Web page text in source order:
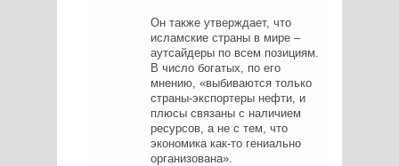
Он также утверждает, что
исламские страны в мире –
аутсайдеры по всем позициям.
В число богатых, по его
мнению, «выбиваются только
страны-экспортеры нефти, и
плюсы связаны с наличием
ресурсов, а не с тем, что
экономика как-то гениально
организована».